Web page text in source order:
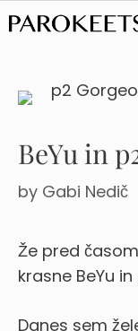
Skip
to
BeYu in
by Gabi Nedič
Že pred
krasne BeYu
Danes sem